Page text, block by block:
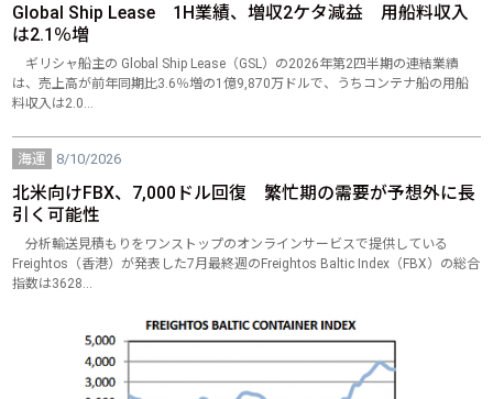
Global Ship Lease 1H業績、増収2ケタ減益 用船料収入
は2.1％増
ギリシャ船主の Global Ship Lease（GSL）の2026年第2四半期の連結業績
は、売上高が前年同期比3.6％増の1億9,870万ドルで、うちコンテナ船の用船
料収入は2.0…
海運 8/10/2026
北米向けFBX、7,000ドル回復 繁忙期の需要が予想外に長
引く可能性
分析輸送見積もりをワンストップのオンラインサービスで提供している
Freightos（香港）が発表した7月最終週のFreightos Baltic Index（FBX）の総合
指数は3628…